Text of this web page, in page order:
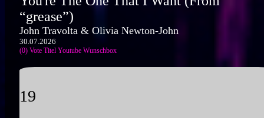
“grease”)
John Travolta & Olivia Newton-John
30.07.2026
(0) Vote Titel Youtube Wunschbox
19